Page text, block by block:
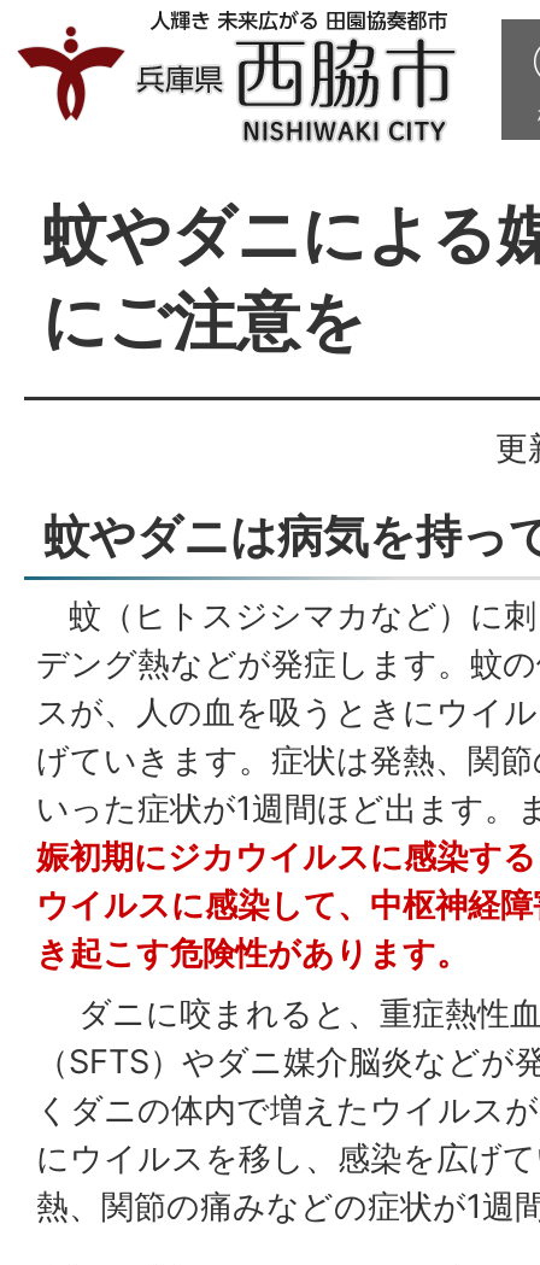
蚊やダニによる
にご注意を
更
蚊やダニは病気を持っ
蚊（ヒトスジシマカなど）に
デング熱などが発症します。蚊
スが、人の血を吸うときにウイ
げていきます。症状は発熱、関
いった症状が1週間ほど出ます。
娠初期にジカウイルスに感染す
ウイルスに感染して、中枢神経
き起こす危険性があります。
ダニに咬まれると、重症熱性
（SFTS）やダニ媒介脳炎などが
くダニの体内で増えたウイルス
にウイルスを移し、感染を広げ
熱、関節の痛みなどの症状が1週